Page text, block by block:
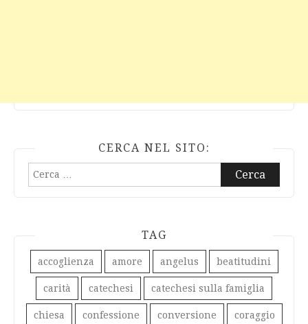
CERCA NEL SITO:
Ricerca
TAG
accoglienza amore angelus beatitudini
carità catechesi catechesi sulla famiglia
chiesa confessione conversione coraggio